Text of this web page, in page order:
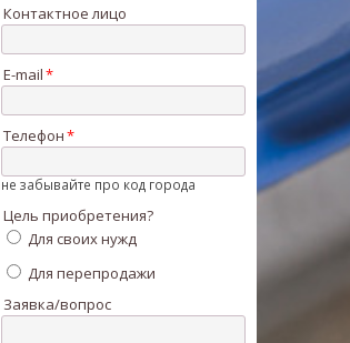
Контактное лицо
E-mail
Телефон
не забывайте про код города
Цель приобретения?
Для своих нужд
Для перепродажи
Заявка/вопрос